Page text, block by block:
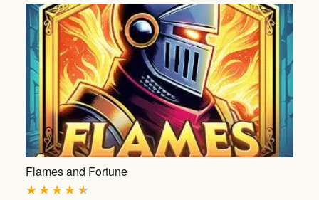
Flames and Fortune
★
★
★
★
★